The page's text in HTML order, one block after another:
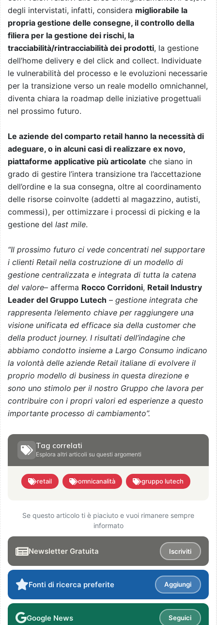
degli intervistati, infatti, considera migliorabile la
propria gestione delle consegne, il controllo della
filiera per la gestione dei rischi, la
tracciabilità/rintracciabilità dei prodotti, la gestione
dell’home delivery e del click and collect. Individuate
le vulnerabilità del processo e le evoluzioni necessarie
per la transizione verso un reale modello omnichannel,
diventa chiara la roadmap delle iniziative progettuali
nel prossimo futuro.
Le aziende del comparto retail hanno la necessità di
adeguare, o in alcuni casi di realizzare ex novo,
piattaforme applicative più articolate che siano in
grado di gestire l’intera transizione tra l’accettazione
dell’ordine e la sua consegna, oltre al coordinamento
delle risorse coinvolte (addetti al magazzino, autisti,
commessi), per ottimizzare i processi di picking e la
gestione del last mile.
“Il prossimo futuro ci vede concentrati nel supportare
i clienti Retail nella costruzione di un modello di
gestione centralizzata e integrata di tutta la catena
del valore– afferma Rocco Corridoni, Retail Industry
Leader del Gruppo Lutech – gestione integrata che
rappresenta l’elemento chiave per raggiungere una
visione unificata ed efficace sia della customer che
della product journey. I risultati dell’indagine che
abbiamo condotto insieme a Largo Consumo indicano
la volontà delle aziende Retail italiane di evolvere il
proprio modello di business in questa direzione e
sono uno stimolo per il nostro Gruppo che lavora per
contribuire con i propri valori ed esperienze a questo
importante processo di cambiamento”.
Tag correlati
Esplora altri articoli su questi argomenti
retail omnicanalità gruppo lutech
Se questo articolo ti è piaciuto e vuoi rimanere sempre
informato
Newsletter Gratuita Iscriviti
Fonti di ricerca preferite Aggiungi
Google News Seguici